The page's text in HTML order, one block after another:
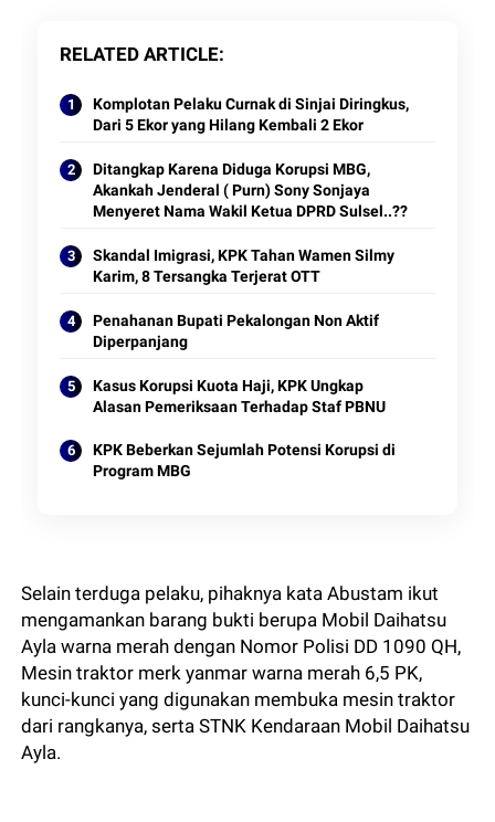
RELATED ARTICLE
Komplotan Pelaku Curnak di Sinjai Diringkus,
Dari 5 Ekor yang Hilang Kembali 2 Ekor
Ditangkap Karena Diduga Korupsi MBG,
Akankah Jenderal ( Purn) Sony Sonjaya
Menyeret Nama Wakil Ketua DPRD Sulsel..??
Skandal Imigrasi, KPK Tahan Wamen Silmy
Karim, 8 Tersangka Terjerat OTT
Penahanan Bupati Pekalongan Non Aktif
Diperpanjang
Kasus Korupsi Kuota Haji, KPK Ungkap
Alasan Pemeriksaan Terhadap Staf PBNU
KPK Beberkan Sejumlah Potensi Korupsi di
Program MBG
Selain terduga pelaku, pihaknya kata Abustam ikut
mengamankan barang bukti berupa Mobil Daihatsu
Ayla warna merah dengan Nomor Polisi DD 1090 QH,
Mesin traktor merk yanmar warna merah 6,5 PK,
kunci-kunci yang digunakan membuka mesin traktor
dari rangkanya, serta STNK Kendaraan Mobil Daihatsu
Ayla.